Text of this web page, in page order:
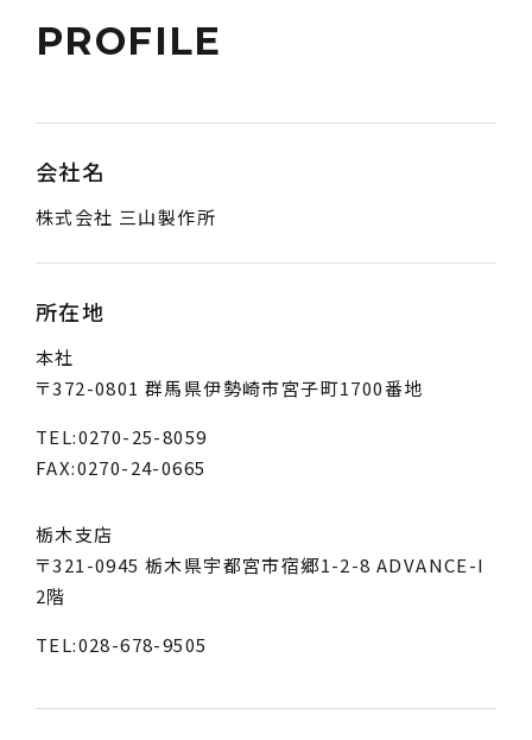
PROFILE
会社名
株式会社 三山製作所
所在地
本社
〒372-0801 群馬県伊勢崎市宮子町1700番地
TEL:0270-25-8059
FAX:0270-24-0665
栃木支店
〒321-0945 栃木県宇都宮市宿郷1-2-8 ADVANCE-I
2階
TEL:028-678-9505